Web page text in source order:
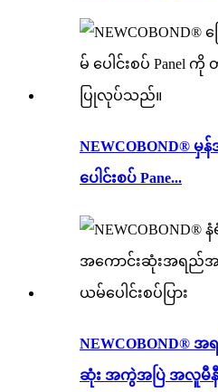
NEWCOBOND®
ပေါင်းစပ် Pane...
NEWCOBOND®
ဆုံး အကွဲအပြဲ အလူမီနီ